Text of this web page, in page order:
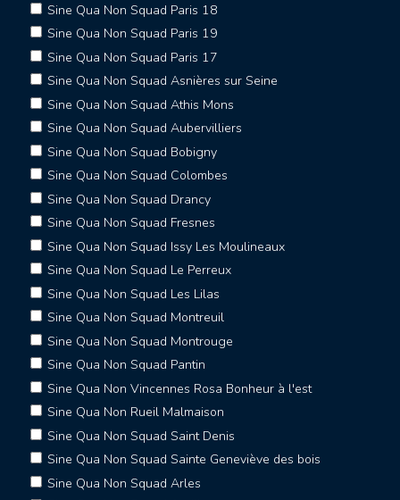
Sine Qua Non Squad Paris 18
Sine Qua Non Squad Paris 19
Sine Qua Non Squad Paris 17
Sine Qua Non Squad Asnières sur Seine
Sine Qua Non Squad Athis Mons
Sine Qua Non Squad Aubervilliers
Sine Qua Non Squad Bobigny
Sine Qua Non Squad Colombes
Sine Qua Non Squad Drancy
Sine Qua Non Squad Fresnes
Sine Qua Non Squad Issy Les Moulineaux
Sine Qua Non Squad Le Perreux
Sine Qua Non Squad Les Lilas
Sine Qua Non Squad Montreuil
Sine Qua Non Squad Montrouge
Sine Qua Non Squad Pantin
Sine Qua Non Vincennes Rosa Bonheur à l'est
Sine Qua Non Rueil Malmaison
Sine Qua Non Squad Saint Denis
Sine Qua Non Squad Sainte Geneviève des bois
Sine Qua Non Squad Arles